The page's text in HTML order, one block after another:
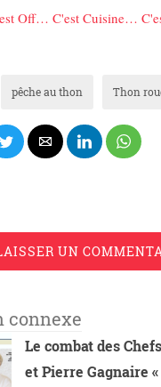
Off… C'est Cuisine…
pêche au thon Thon
UN
connexe
Le combat des
et Pierre Gagnaire